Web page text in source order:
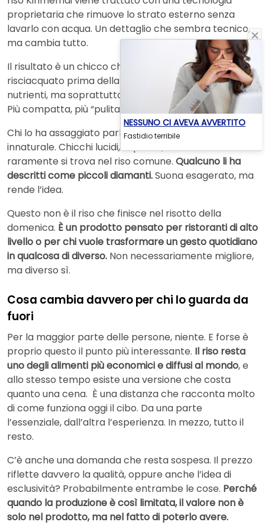
proprietaria che rimuove lo strato esterno senza
lavarlo con acqua. Un dettaglio che sembra tecnico,
ma cambia tutto.
Il risultato è un chicco che non ha bisogno di essere
risciacquato prima della cottura. Mantiene più
nutrienti, ma soprattutto ha una consistenza diversa.
Più compatta, più “pulita” al palato.
Chi lo ha assaggiato parla di una brillantezza quasi
innaturale. Chicchi lucidi, separati, con una tenuta che
raramente si trova nel riso comune. Qualcuno li ha
descritti come piccoli diamanti.Suona esagerato, ma
rende l’idea.
Questo non è il riso che finisce nel risotto della
domenica. È un prodotto pensato per ristoranti di alto
livello o per chi vuole trasformare un gesto quotidiano
in qualcosa di diverso. Non necessariamente migliore,
ma diverso sì.
Cosa cambia davvero per chi lo guarda da
fuori
Per la maggior parte delle persone, niente. E forse è
proprio questo il punto più interessante. Il riso resta
uno degli alimenti più economici e diffusi al mondo, e
allo stesso tempo esiste una versione che costa
quanto una cena. È una distanza che racconta molto
di come funziona oggi il cibo. Da una parte
l’essenziale, dall’altra l’esperienza. In mezzo, tutto il
resto.
C’è anche una domanda che resta sospesa. Il prezzo
riflette davvero la qualità, oppure anche l’idea di
esclusività? Probabilmente entrambe le cose. Perché
quando la produzione è così limitata, il valore non è
solo nel prodotto, ma nel fatto di poterlo avere.
NESSUNO CI AVEVA AVVERTITO
Fastidio terribile